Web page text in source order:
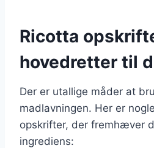
Ricotta
hovedretter til
Der er utallige måder at
madlavningen. Her er
opskrifter, der fremhæver
ingrediens: